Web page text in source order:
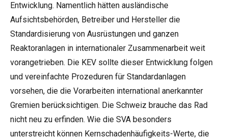
Entwicklung. Namentlich hätten ausländische
Aufsichtsbehörden, Betreiber und Hersteller die
Standardisierung von Ausrüstungen und ganzen
Reaktoranlagen in internationaler Zusammenarbeit weit
vorangetrieben. Die KEV sollte dieser Entwicklung folgen
und vereinfachte Prozeduren für Standardanlagen
vorsehen, die die Vorarbeiten international anerkannter
Gremien berücksichtigen. Die Schweiz brauche das Rad
nicht neu zu erfinden. Wie die SVA besonders
unterstreicht können Kernschadenhäufigkeits-Werte, die